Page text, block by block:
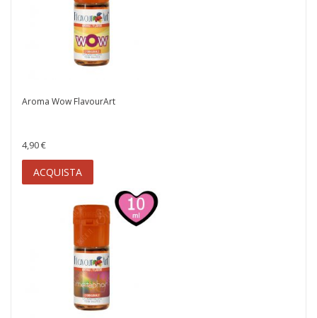
Aroma Wow FlavourArt
4,90 €
ACQUISTA